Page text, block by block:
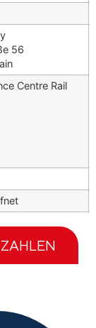
56
Centre Rail